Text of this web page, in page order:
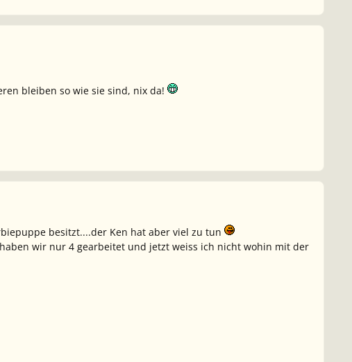
bleiben so wie sie sind, nix da!
besitzt....der Ken hat aber viel zu tun
wir nur 4 gearbeitet und jetzt weiss ich nicht wohin mit der